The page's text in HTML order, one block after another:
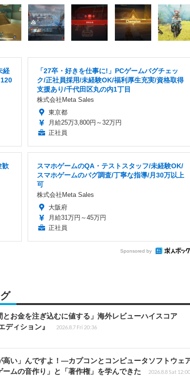
経
「27卒・好きを仕事に!」PCゲームバグチェッ
ク/正社員採用/未経験OK/福利厚生充実/資格取得
支援あり/千代田区丸の内1丁目
株式会社Meta Sales
東京都
月給25万3,800円～32万円
正社員
歓
スマホゲームのQA・テストスタッフ/未経験OK/
スマホゲームのバグ調査/丁寧な指導/月30万以上
可
株式会社Meta Sales
大阪府
月給31万円～45万円
正社員
Sponsored by
とお金を注ぎ込むに値する」海外レビューハイスコア
ディション』
2026.8.7 Fri 20:36
高い」んですよ！―カプコンとコンピュータソフトウェ
ムの音作り」と「著作権」を学んできた
2026.8.8 Sat 12:00